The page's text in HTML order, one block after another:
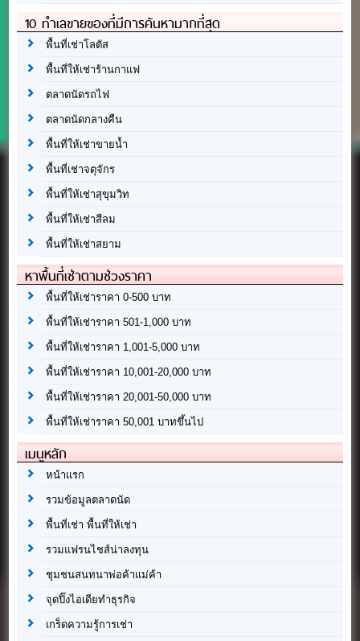
10 ทำเลขายของที่มีการค้นหามากที่สุด
พื้นที่เช่าโลตัส
พื้นที่ให้เช่าร้านกาแฟ
ตลาดนัดรถไฟ
ตลาดนัดกลางคืน
พื้นที่ให้เช่าขายน้ำ
พื้นที่เช่าจตุจักร
พื้นที่ให้เช่าสุขุมวิท
พื้นที่ให้เช่าสีลม
พื้นที่ให้เช่าสยาม
หาพื้นที่เช่าตามช่วงราคา
พื้นที่ให้เช่าราคา 0-500 บาท
พื้นที่ให้เช่าราคา 501-1,000 บาท
พื้นที่ให้เช่าราคา 1,001-5,000 บาท
พื้นที่ให้เช่าราคา 10,001-20,000 บาท
พื้นที่ให้เช่าราคา 20,001-50,000 บาท
พื้นที่ให้เช่าราคา 50,001 บาทขึ้นไป
เมนูหลัก
หน้าแรก
รวมข้อมูลตลาดนัด
พื้นที่เช่า พื้นที่ให้เช่า
รวมแฟรนไชส์น่าลงทุน
ชุมชนสนทนาพ่อค้าแม่ค้า
จุดปิ๊งไอเดียทำธุรกิจ
เกร็ดความรู้การเช่า